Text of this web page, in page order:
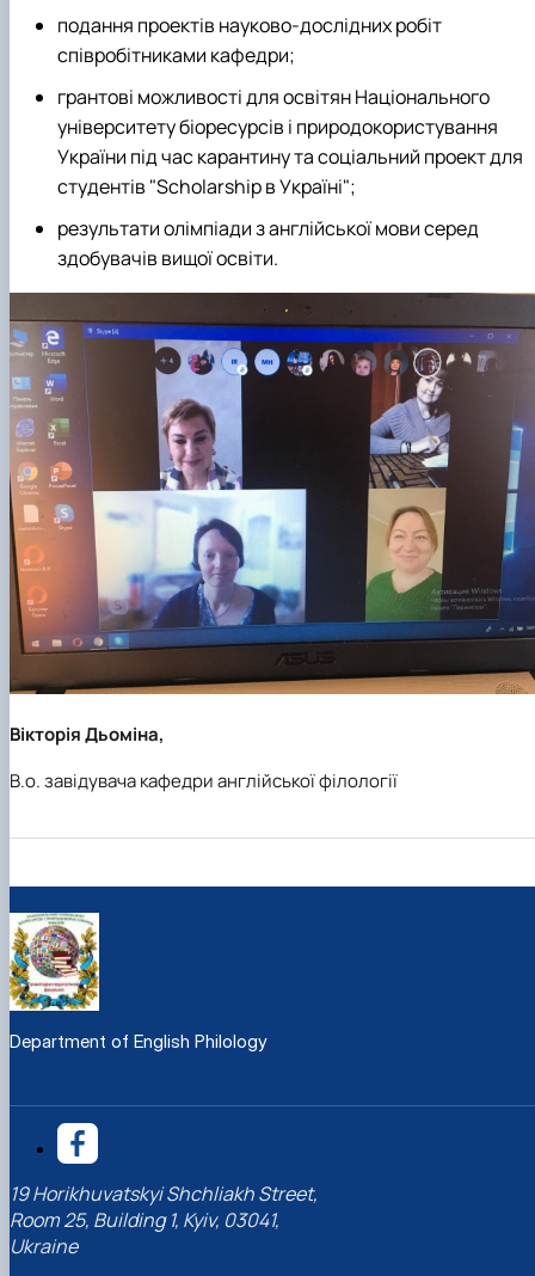
подання проектів науково-дослідних робіт
співробітниками кафедри;
грантові можливості для освітян Національного
університету біоресурсів і природокористування
України під час карантину та соціальний проект для
студентів "Scholarship в Україні";
результати олімпіади з англійської мови серед
здобувачів вищої освіти.
Вікторія Дьоміна,
В.о. завідувача кафедри англійської філології
Department of English Philology
19 Horikhuvatskyi Shchliakh Street,
Room 25, Building 1, Kyiv, 03041,
Ukraine